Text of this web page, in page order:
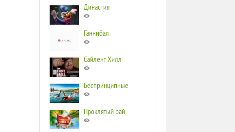
Династия
Ганнибал
Сайлент Хилл
Беспринципные
Проклятый рай